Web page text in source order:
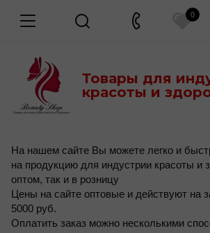
0
Товары для
красоты и
На нашем сайте Вы можете легко и
на продукцию для индустрии красоты и
оптом, так и в розницу
Цены на сайте оптовые и действуют на
5000 руб.
Оплатить заказ можно несколькими